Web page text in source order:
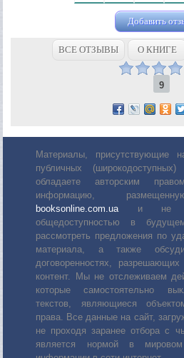
Добавить
ВСЕ ОТЗЫВЫ О КНИГЕ
9
Материалы, присутствующие
публичных
обладаете авторским
информацию,
booksonline.com.uaи не
общедоступностью в
рассмотреть предложения по
материала, а также
договоренностях,
контент. Мы не отслеживаем
которые самостоятельно
текстов, являющиеся
права. Все данные на сайт,
не проходя заранее отбора с
является нормой в